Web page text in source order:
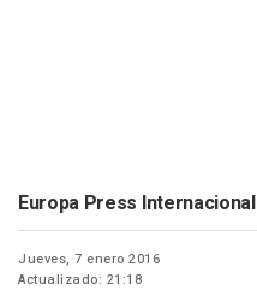
Europa Press Internacional
Jueves, 7 enero 2016
Actualizado: 21:18